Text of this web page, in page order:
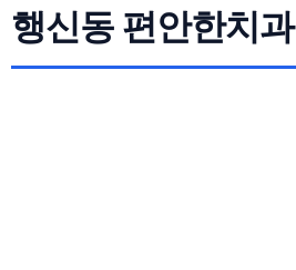
행신동 편안한치과